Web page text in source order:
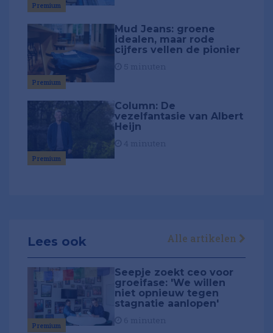
Premium
Premium
Mud Jeans: groene
idealen, maar rode
cijfers vellen de pionier
Premium
Column: De
vezelfantasie van Albert
Heijn
Lees ook Alle artikelen
Premium
Seepje zoekt ceo voor
groeifase: 'We willen
niet opnieuw tegen
stagnatie aanlopen'